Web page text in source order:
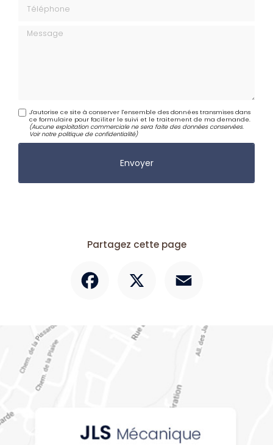
Message
J'autorise ce site à conserver l'ensemble des données transmises dans
ce formulaire pour faciliter le suivi et le traitement de ma demande.
(Aucune exploitation commerciale ne sera faite des données conservées.
Voir notrepolitique de confidentialité)
Partagez cette page